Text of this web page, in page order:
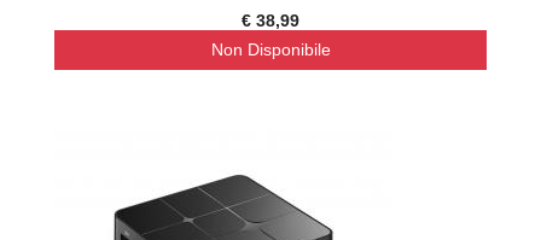
€ 38,99
Non Disponibile